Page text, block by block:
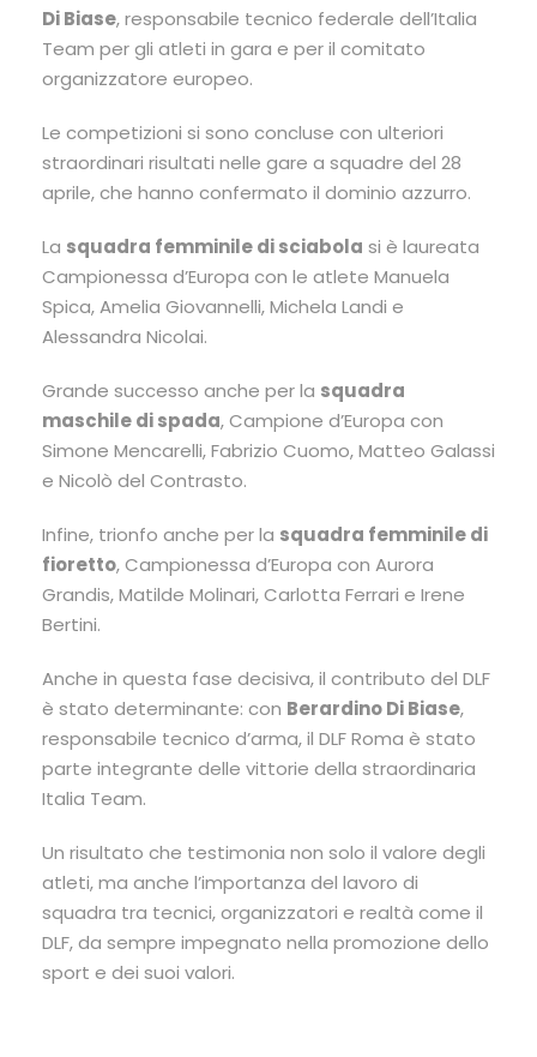
Di Biase, responsabile tecnico federale dell’Italia
Team per gli atleti in gara e per il comitato
organizzatore europeo.
Le competizioni si sono concluse con ulteriori
straordinari risultati nelle gare a squadre del 28
aprile, che hanno confermato il dominio azzurro.
La squadra femminile di sciabola si è laureata
Campionessa d’Europa con le atlete Manuela
Spica,Amelia Giovannelli,Michela Landi e
Alessandra Nicolai.
Grande successo anche per la squadra
maschile di spada, Campione d’Europa con
Simone Mencarelli,Fabrizio Cuomo,Matteo Galassi
e Nicolò del Contrasto.
Infine, trionfo anche per la squadra femminile di
fioretto, Campionessa d’Europa con Aurora
Grandis,Matilde Molinari,Carlotta Ferrari e Irene
Bertini.
Anche in questa fase decisiva, il contributo del DLF
è stato determinante: con Berardino Di Biase,
responsabile tecnico d’arma, il DLF Roma è stato
parte integrante delle vittorie della straordinaria
Italia Team.
Un risultato che testimonia non solo il valore degli
atleti, ma anche l’importanza del lavoro di
squadra tra tecnici, organizzatori e realtà come il
DLF, da sempre impegnato nella promozione dello
sport e dei suoi valori.